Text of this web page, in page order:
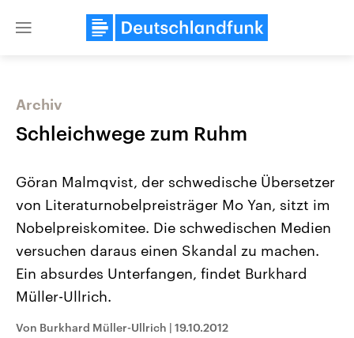
Close
Landtagswahl Sachsen-Anhalt
2026
Alle Informationen
September 2026 einen neuen
USA
gehören die Vereinigten
Archiv
Schleichwege zum Ruhm
Göran Malmqvist, der schwedische Übersetzer
von Literaturnobelpreisträger Mo Yan, sitzt im
Nobelpreiskomitee. Die schwedischen Medien
versuchen daraus einen Skandal zu machen.
Ein absurdes Unterfangen, findet Burkhard
Müller-Ullrich.
Von Burkhard Müller-Ullrich | 19.10.2012